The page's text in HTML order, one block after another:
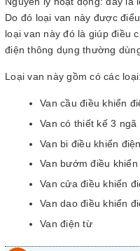
Do đó loại van này được
loại van này đó là giúp điều
điện thông dụng thường
Loại van này gồm có các loại:
Van cầu điều khiển
Van có thiết kế 3
Van bi điều khiển điện
Van bướm điều khiển
Van cửa điều khiển
Van dao điều khiển
Van điện từ